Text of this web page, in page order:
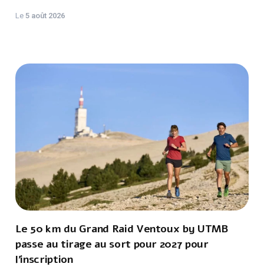
Le5 août 2026
Le 50 km du Grand Raid Ventoux by UTMB
passe au tirage au sort pour 2027 pour
l'inscription